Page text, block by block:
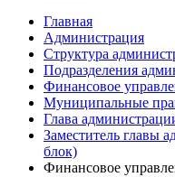
Главная
Администрация
Структура
Подразделения
Финансовое
Муниципальные
Глава
Заместитель главы
блок)
Финансовое